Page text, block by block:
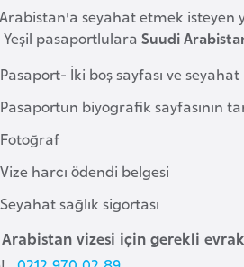
seyahat etmek isteyen
Yeşil pasaportlulara Suudi
Pasaport- İki boş sayfası ve
Pasaportun biyografik sayfasının
Fotoğraf
Vize harcı ödendi belgesi
Seyahat sağlık sigortası
vizesi için gerekli